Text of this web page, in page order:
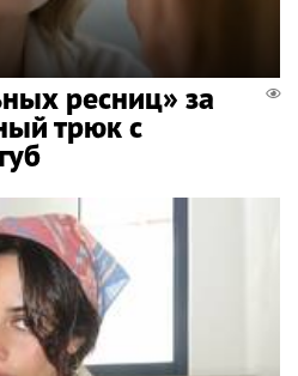
ресниц» за
трюк с